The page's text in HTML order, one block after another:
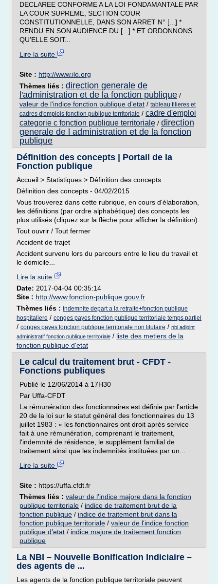
DECLAREE CONFORME A LA LOI FONDAMANTALE PAR
LA COUR SUPREME, SECTION COUR
CONSTITUTIONNELLE, DANS SON ARRET N° [...] *
RENDU EN SON AUDIENCE DU [...] * ET ORDONNONS
QU'ELLE SOIT...
Lire la suite
Site : http://www.ilo.org
Thèmes liés : direction generale de
l'administration et de la fonction publique /
valeur de l'indice fonction publique d'etat / tableau filieres et
cadres d'emplois fonction publique territoriale / cadre d'emploi
categorie c fonction publique territoriale / direction
generale de l administration et de la fonction
publique
Définition des concepts | Portail de la
Fonction publique
Accueil > Statistiques > Définition des concepts
Définition des concepts - 04/02/2015
Vous trouverez dans cette rubrique, en cours d'élaboration,
les définitions (par ordre alphabétique) des concepts les
plus utilisés (cliquez sur la flèche pour afficher la définition).
Tout ouvrir / Tout fermer
Accident de trajet
Accident survenu lors du parcours entre le lieu du travail et
le domicile...
Lire la suite
Date: 2017-04-04 00:35:14
Site : http://www.fonction-publique.gouv.fr
Thèmes liés : indemnite depart a la retraite+fonction publique
hospitaliere / conges payes fonction publique territoriale temps partiel
/ conges payes fonction publique territoriale non titulaire / nbi adjoint
administratif fonction publique territoriale / liste des metiers de la
fonction publique d'etat
Le calcul du traitement brut - CFDT -
Fonctions publiques
Publié le 12/06/2014 à 17H30
Par Uffa-CFDT
La rémunération des fonctionnaires est définie par l'article
20 de la loi sur le statut général des fonctionnaires du 13
juillet 1983 : « les fonctionnaires ont droit après service
fait à une rémunération, comprenant le traitement,
l'indemnité de résidence, le supplément familial de
traitement ainsi que les indemnités instituées par un...
Lire la suite
Site : https://uffa.cfdt.fr
Thèmes liés : valeur de l'indice majore dans la fonction
publique territoriale / indice de traitement brut de la
fonction publique / indice de traitement brut dans la
fonction publique territoriale / valeur de l'indice fonction
publique d'etat / indice majore de traitement fonction
publique
La NBI – Nouvelle Bonification Indiciaire –
des agents de ...
Les agents de la fonction publique territoriale peuvent